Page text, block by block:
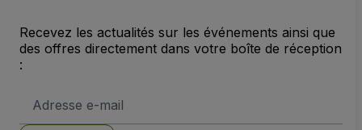
Recevez les actualités sur les événements ainsi que
des offres directement dans votre boîte de réception
:
e-